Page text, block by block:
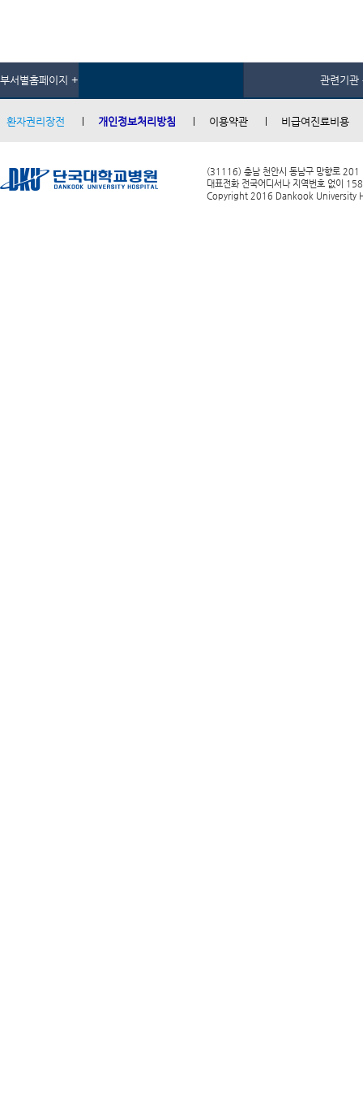
부서별홈페이지 + 관련기관
환자권리장전 개인정보처리방침 이용약관 비급여진료비용
(31116) 충남 천안시 동남구 망향로 201
대표전화 전국어디서나 지역번호 없이
Copyright 2016 Dankook University